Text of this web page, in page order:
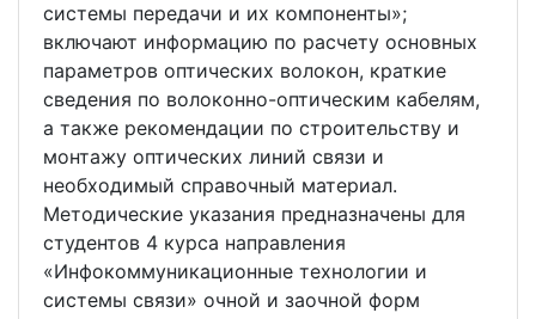
системы передачи и их компоненты»;
включают информацию по расчету основных
параметров оптических волокон, краткие
сведения по волоконно-оптическим кабелям,
а также рекомендации по строительству и
монтажу оптических линий связи и
необходимый справочный материал.
Методические указания предназначены для
студентов 4 курса направления
«Инфокоммуникационные технологии и
системы связи» очной и заочной форм